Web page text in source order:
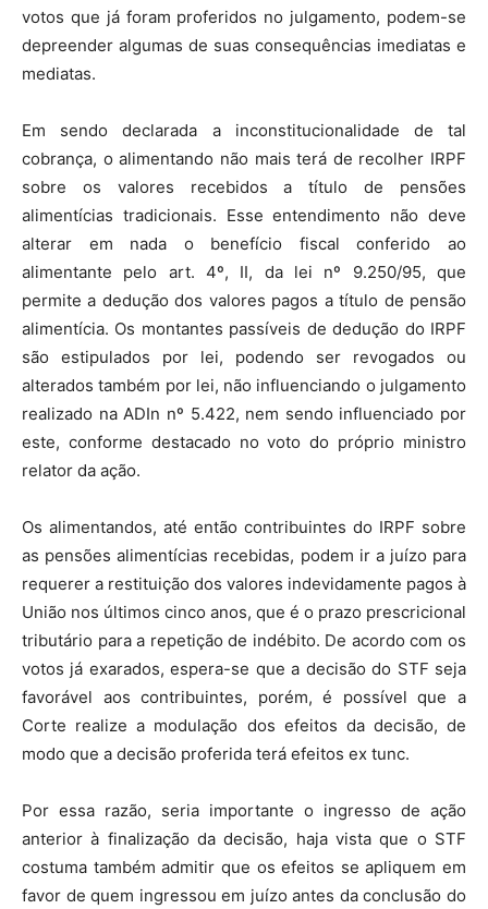
votos que já foram proferidos no julgamento, podem-se
depreender algumas de suas consequências imediatas e
mediatas.
Em sendo declarada a inconstitucionalidade de tal
cobrança, o alimentando não mais terá de recolher IRPF
sobre os valores recebidos a título de pensões
alimentícias tradicionais. Esse entendimento não deve
alterar em nada o benefício fiscal conferido ao
alimentante pelo art. 4º, II, da lei nº 9.250/95, que
permite a dedução dos valores pagos a título de pensão
alimentícia. Os montantes passíveis de dedução do IRPF
são estipulados por lei, podendo ser revogados ou
alterados também por lei, não influenciando o julgamento
realizado na ADIn nº 5.422, nem sendo influenciado por
este, conforme destacado no voto do próprio ministro
relator da ação.
Os alimentandos, até então contribuintes do IRPF sobre
as pensões alimentícias recebidas, podem ir a juízo para
requerer a restituição dos valores indevidamente pagos à
União nos últimos cinco anos, que é o prazo prescricional
tributário para a repetição de indébito. De acordo com os
votos já exarados, espera-se que a decisão do STF seja
favorável aos contribuintes, porém, é possível que a
Corte realize a modulação dos efeitos da decisão, de
modo que a decisão proferida terá efeitos ex tunc.
Por essa razão, seria importante o ingresso de ação
anterior à finalização da decisão, haja vista que o STF
costuma também admitir que os efeitos se apliquem em
favor de quem ingressou em juízo antes da conclusão do